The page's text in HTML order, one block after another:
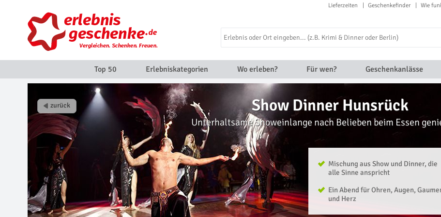
Lieferzeiten Geschenkefinder Wie
Top 50 Erlebniskategorien Wo erleben? Für wen? Geschenkanlässe
Show Dinner Hunsrück
Unterhaltsame Showeinlange nach Belieben beim Essen
Mischung aus Show und Dinner, die
alle Sinne anspricht
Ein Abend für Ohren, Augen,
und Herz